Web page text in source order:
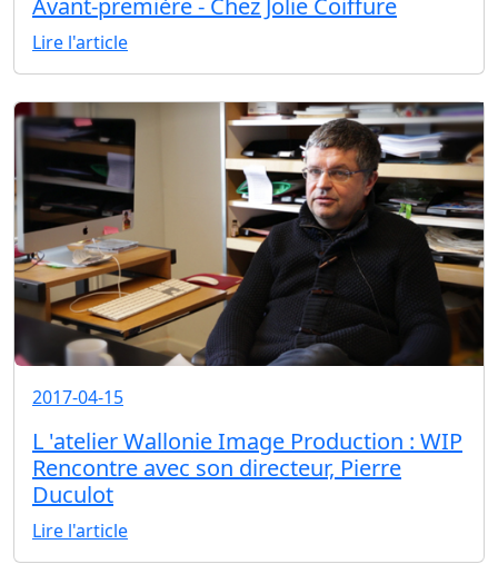
Lire l'article
2017-04-15
L 'atelier Wallonie Image Production : WIP
Rencontre avec son directeur, Pierre
Duculot
Lire l'article